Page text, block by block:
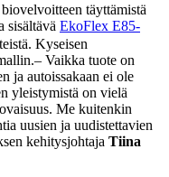
biovelvoitteen täyttämistä
sisältävä EkoFlex E85-
Kyseisen
– Vaikka tuote on
ja autoissakaan ei ole
yleistymistä on vielä
Me kuitenkin
uusien ja uudistettavien
kehitysjohtaja Tiina